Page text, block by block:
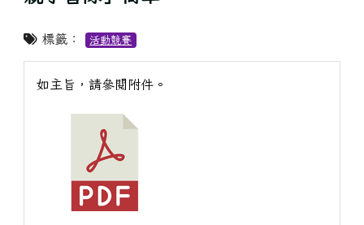
標籤： 活動競賽
如主旨，請參閱附件。